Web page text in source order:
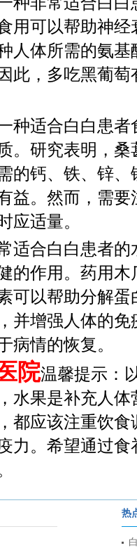
用可以帮助神
人体所需的氨
此，多吃黑葡
适合白白患者
。研究表明，
的钙、铁、锌
益。然而，需
应适量。
合白白患者的
的作用。药用
可以帮助分解
并增强人体的
病情的恢复。
院温馨提示：
水果是补充人
都应该注重饮
力。希望通过
热